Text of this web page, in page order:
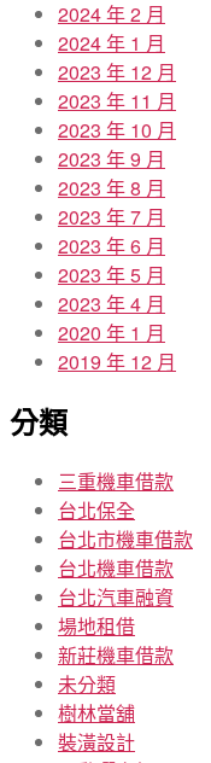
2024 年 2 月
2024 年 1 月
2023 年 12 月
2023 年 11 月
2023 年 10 月
2023 年 9 月
2023 年 8 月
2023 年 7 月
2023 年 6 月
2023 年 5 月
2023 年 4 月
2020 年 1 月
2019 年 12 月
分類
三重機車借款
台北保全
台北市機車借款
台北機車借款
台北汽車融資
場地租借
新莊機車借款
未分類
樹林當舖
裝潢設計